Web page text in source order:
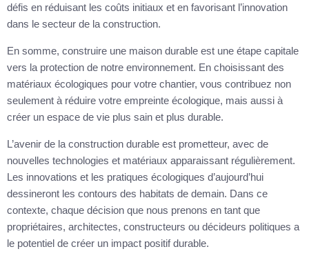
défis en réduisant les coûts initiaux et en favorisant l’innovation
dans le secteur de la construction.
En somme, construire une maison durable est une étape capitale
vers la protection de notre environnement. En choisissant des
matériaux écologiques pour votre chantier, vous contribuez non
seulement à réduire votre empreinte écologique, mais aussi à
créer un espace de vie plus sain et plus durable.
L’avenir de la construction durable est prometteur, avec de
nouvelles technologies et matériaux apparaissant régulièrement.
Les innovations et les pratiques écologiques d’aujourd’hui
dessineront les contours des habitats de demain. Dans ce
contexte, chaque décision que nous prenons en tant que
propriétaires, architectes, constructeurs ou décideurs politiques a
le potentiel de créer un impact positif durable.